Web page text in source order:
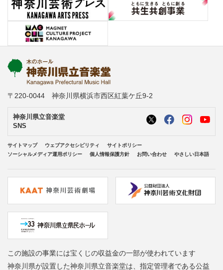
〒220-0044 神奈川県横浜市西区紅葉ケ丘9-2
神奈川県立音楽堂
SNS
サイトマップ ウェブアクセシビリティ
サイトポリシー
ソーシャルメディア運用ポリシー
個人情報保護方針 お問い合わせ やさしい日本語
この施設の事業には宝くじの収益金の一部が使われています
神奈川県が設置した神奈川県立音楽堂は、指定管理者である公益